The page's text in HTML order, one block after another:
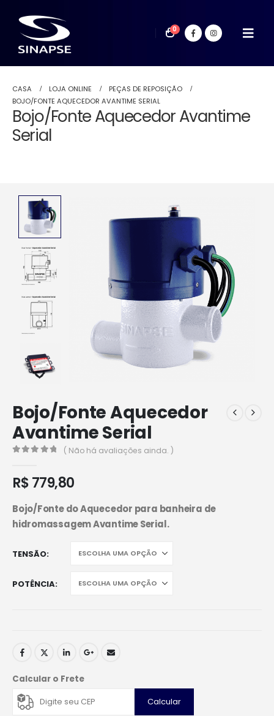
0
CASA LOJA ONLINE
PEÇAS DE REPOSIÇÃO
BOJO/FONTE AQUECEDOR AVANTIME SERIAL
Bojo/Fonte Aquecedor Avantime
Serial
Bojo/Fonte Aquecedor
Avantime Serial
( Não há avaliações ainda. )
R$779,80
Bojo/Fonte do Aquecedor para banheira de
hidromassagem Avantime Serial.
TENSÃO
POTÊNCIA
Calcular o Frete
Calcular